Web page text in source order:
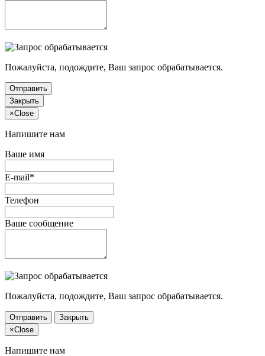
Пожалуйста, подождите, Ваш запрос обрабатывается.
Отправить
Закрыть
×Close
Напишите нам
Ваше имя
E-mail*
Телефон
Ваше сообщение
Пожалуйста, подождите, Ваш запрос обрабатывается.
Отправить
Закрыть
×Close
Напишите нам